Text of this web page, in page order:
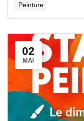
Peinture
02
MAI